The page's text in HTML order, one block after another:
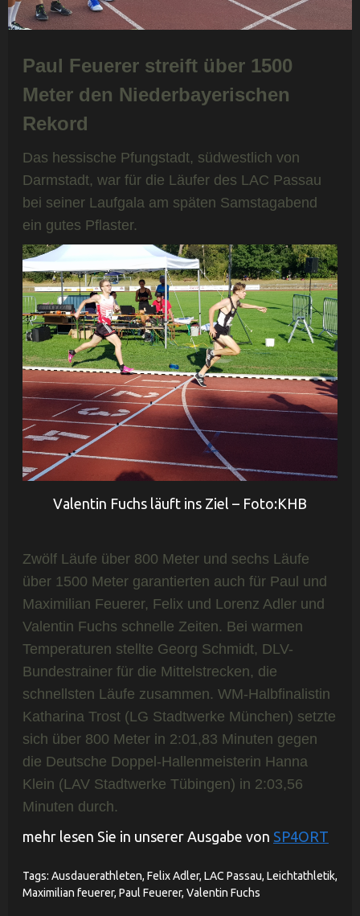
Paul Feuerer streift über 1500
Meter den Niederbayerischen
Rekord
Das hessische Pfungstadt, südwestlich von
Darmstadt, war für die Läufer des LAC Passau
bei seiner Laufgala am späten Samstagabend
ein gutes Pflaster.
Valentin Fuchs läuft ins Ziel – Foto:KHB
Zwölf Läufe über 800 Meter und sechs Läufe
über 1500 Meter garantierten auch für Paul und
Maximilian Feuerer, Felix und Lorenz Adler und
Valentin Fuchs schnelle Zeiten. Bei warmen
Temperaturen stellte Georg Schmidt, DLV-
Bundestrainer für die Mittelstrecken, die
schnellsten Läufe zusammen. WM-Halbfinalistin
Katharina Trost (LG Stadtwerke München) setzte
sich über 800 Meter in 2:01,83 Minuten gegen
die Deutsche Doppel-Hallenmeisterin Hanna
Klein (LAV Stadtwerke Tübingen) in 2:03,56
Minuten durch.
mehr lesen Sie in unserer Ausgabe von SP4ORT
Tags: Ausdauerathleten, Felix Adler, LAC Passau, Leichtathletik,
Maximilian feuerer, Paul Feuerer, Valentin Fuchs